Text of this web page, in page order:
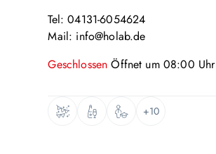
Tel: 04131-6054624
Mail: info@holab.de
GeschlossenÖffnet um 08:00 Uhr
+10